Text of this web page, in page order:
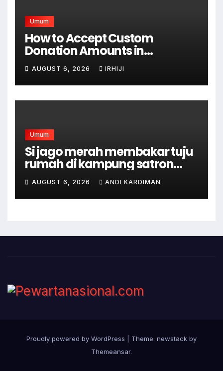
Umum
How to Accept Custom
Donation Amounts in
WordPress with Stripe
AUGUST 6, 2026 IRHIJI
Umum
Si jago merah membakar tuju
rumah di kampung satron
sodonghilir .
AUGUST 6, 2026 ANDI KARDIMAN
Proudly powered by WordPress
Theme: newstack by
Themeansar.